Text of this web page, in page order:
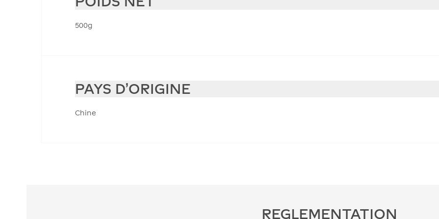
500g
PAYS D'ORIGINE
Chine
REGLEMENTATION